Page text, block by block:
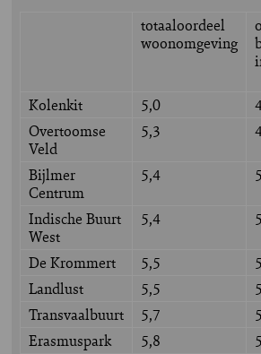
totaaloordeel
woonomgeving
Kolenkit 5,0
Overtoomse
Veld
5,3
Bijlmer
Centrum
5,4
Indische Buurt
West
5,4
De Krommert 5,5
Landlust
5,5
Transvaalbuurt
5,7
Erasmuspark
5,8